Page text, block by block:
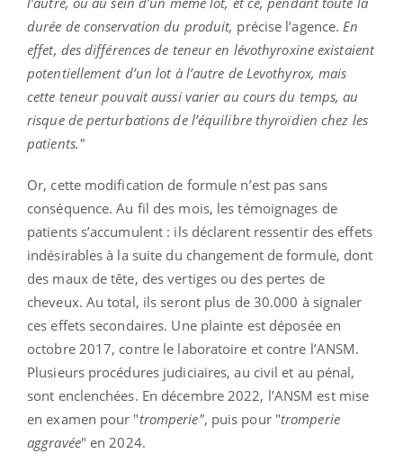
durée de conservation du produit, précise l’agence. En
effet, des différences de teneur en lévothyroxine existaient
potentiellement d’un lot à l’autre de Levothyrox, mais
cette teneur pouvait aussi varier au cours du temps, au
risque de perturbations de l’équilibre thyroïdien chez les
patients."
Or, cette modification de formule n’est pas sans
conséquence. Au fil des mois, les témoignages de
patients s’accumulent : ils déclarent ressentir des effets
indésirables à la suite du changement de formule, dont
des maux de tête, des vertiges ou des pertes de
cheveux. Au total, ils seront plus de 30.000 à signaler
ces effets secondaires. Une plainte est déposée en
octobre 2017, contre le laboratoire et contre l’ANSM.
Plusieurs procédures judiciaires, au civil et au pénal,
sont enclenchées. En décembre 2022, l’ANSM est mise
en examen pour "tromperie", puis pour "tromperie
aggravée" en 2024.